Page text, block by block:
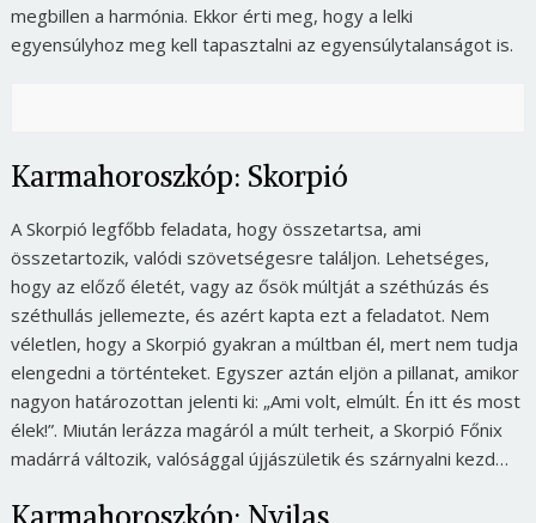
megbillen a harmónia. Ekkor érti meg, hogy a lelki
egyensúlyhoz meg kell tapasztalni az egyensúlytalanságot is.
Karmahoroszkóp: Skorpió
A Skorpió legfőbb feladata, hogy összetartsa, ami
összetartozik, valódi szövetségesre találjon. Lehetséges,
hogy az előző életét, vagy az ősök múltját a széthúzás és
széthullás jellemezte, és azért kapta ezt a feladatot. Nem
véletlen, hogy a Skorpió gyakran a múltban él, mert nem tudja
elengedni a történteket. Egyszer aztán eljön a pillanat, amikor
nagyon határozottan jelenti ki: „Ami volt, elmúlt. Én itt és most
élek!”. Miután lerázza magáról a múlt terheit, a Skorpió Főnix
madárrá változik, valósággal újjászületik és szárnyalni kezd…
Karmahoroszkóp: Nyilas